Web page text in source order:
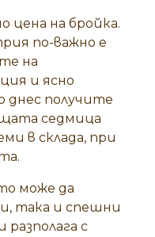
цена на бройка.
по-важно е
на
и ясно
днес получите
седмица
в склада, при
може да
така и спешни
разполага с